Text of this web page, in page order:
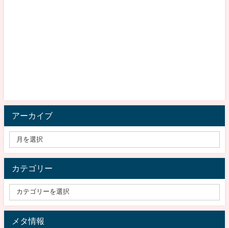
アーカイブ
カテゴリー
メタ情報